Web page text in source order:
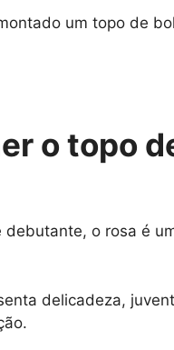
um topo de
otopo
o rosa é
delicadeza,